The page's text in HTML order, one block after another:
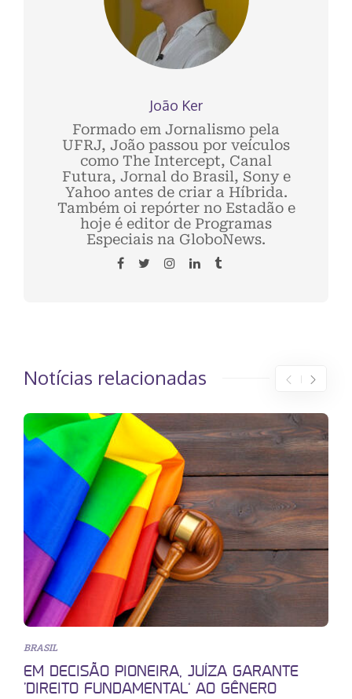
João Ker
Formado em Jornalismo pela
UFRJ, João passou por veículos
como The Intercept, Canal
Futura, Jornal do Brasil, Sony e
Yahoo antes de criar a Híbrida.
Também oi repórter no Estadão e
hoje é editor de Programas
Especiais na GloboNews.
Notícias relacionadas
BRASIL
EM DECISÃO PIONEIRA, JUÍZA GARANTE
‘DIREITO FUNDAMENTAL’ AO GÊNERO